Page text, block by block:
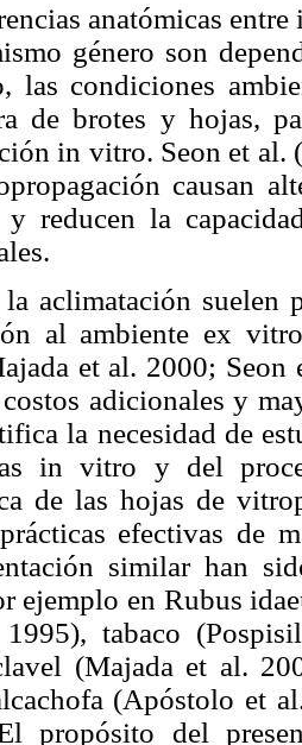
anatómicas
género son
las condiciones
de brotes y hojas,
in vitro. Seon et al.
causan
y reducen la
aclimatación suelen
al ambiente ex
et al. 2000; Seon
costos adicionales y
la necesidad de
in vitro y del
de las hojas de
efectivas de
similar han
ejemplo en Rubus
1995), tabaco
(Majada et al.
(Apóstolo et
propósito del